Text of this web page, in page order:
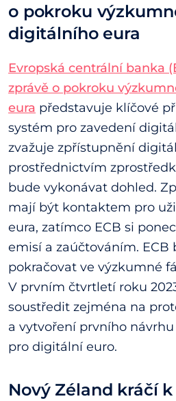
o pokroku
digitálního eura
Evropská centrální banka
zprávě o pokroku
eura představuje klíčové
systém pro zavedení
zvažuje zpřístupnění
prostřednictvím
bude vykonávat dohled.
mají být kontaktem pro
eura, zatímco ECB si
emisí a zaúčtováním. ECB
pokračovat ve výzkumné
V prvním čtvrtletí roku
soustředit zejména na
a vytvoření prvního
pro digitální euro.
Nový Zéland kráčí